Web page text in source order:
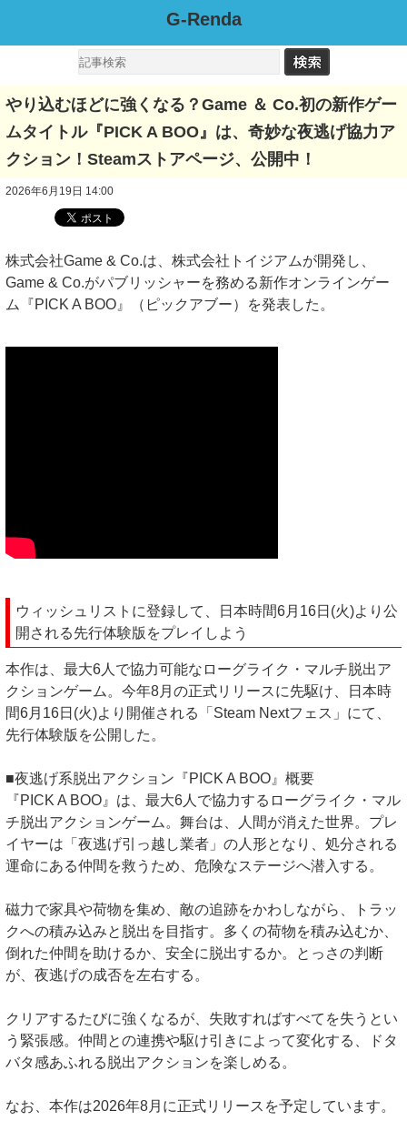
G-Renda
やり込むほどに強くなる？Game ＆ Co.初の新作ゲー
ムタイトル『PICK A BOO』は、奇妙な夜逃げ協力ア
クション！Steamストアページ、公開中！
2026年6月19日 14:00
株式会社Game & Co.は、株式会社トイジアムが開発し、
Game & Co.がパブリッシャーを務める新作オンラインゲー
ム『PICK A BOO』（ピックアブー）を発表した。
ウィッシュリストに登録して、日本時間6月16日(火)より公
開される先行体験版をプレイしよう
本作は、最大6人で協力可能なローグライク・マルチ脱出ア
クションゲーム。今年8月の正式リリースに先駆け、日本時
間6月16日(火)より開催される「Steam Nextフェス」にて、
先行体験版を公開した。
■夜逃げ系脱出アクション『PICK A BOO』概要
『PICK A BOO』は、最大6人で協力するローグライク・マル
チ脱出アクションゲーム。舞台は、人間が消えた世界。プレ
イヤーは「夜逃げ引っ越し業者」の人形となり、処分される
運命にある仲間を救うため、危険なステージへ潜入する。
磁力で家具や荷物を集め、敵の追跡をかわしながら、トラッ
クへの積み込みと脱出を目指す。多くの荷物を積み込むか、
倒れた仲間を助けるか、安全に脱出するか。とっさの判断
が、夜逃げの成否を左右する。
クリアするたびに強くなるが、失敗すればすべてを失うとい
う緊張感。仲間との連携や駆け引きによって変化する、ドタ
バタ感あふれる脱出アクションを楽しめる。
なお、本作は2026年8月に正式リリースを予定しています。